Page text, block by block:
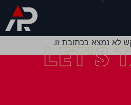
לא נמצא בכתובת זו.
LET'S